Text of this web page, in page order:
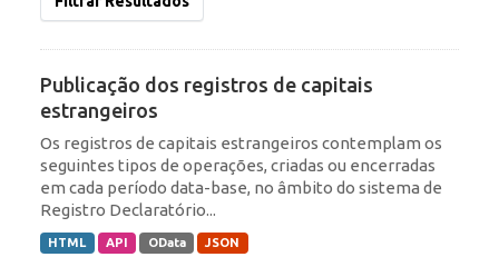
Publicação dos registros de capitais
estrangeiros
Os registros de capitais estrangeiros contemplam os
seguintes tipos de operações, criadas ou encerradas
em cada período data-base, no âmbito do sistema de
Registro Declaratório...
HTML API OData JSON